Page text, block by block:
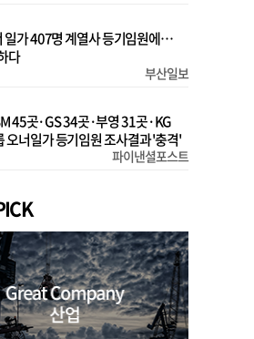
일가 407명 계열사 등기임원에…
다
부산일보
45곳·GS 34곳·부영 31곳·KG
너일가 등기임원 조사결과 '충격'
파이낸셜포스트